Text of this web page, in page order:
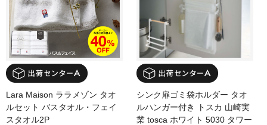
Lara Maison ララメゾン タオ
ルセット バスタオル・フェイ
スタオル2P
シンク扉ゴミ袋ホルダー タオ
ルハンガー付き トスカ 山崎実
業 tosca ホワイト 5030 タワー